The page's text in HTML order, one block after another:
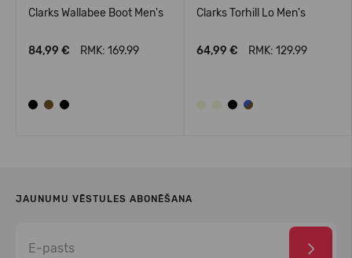
Clarks Wallabee Boot Men's
84,99 € RMK: 169.99
Clarks Torhill Lo Men's
64,99 € RMK: 129.99
JAUNUMU VĒSTULES ABONĒŠANA